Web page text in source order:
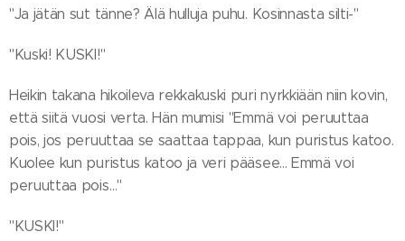
"Ja jätän sut tänne? Älä hulluja puhu. Kosinnasta silti-"
"Kuski! KUSKI!"
Heikin takana hikoileva rekkakuski puri nyrkkiään niin kovin,
että siitä vuosi verta. Hän mumisi "Emmä voi peruuttaa
pois, jos peruuttaa se saattaa tappaa, kun puristus katoo.
Kuolee kun puristus katoo ja veri pääsee... Emmä voi
peruuttaa pois…"
"KUSKI!"